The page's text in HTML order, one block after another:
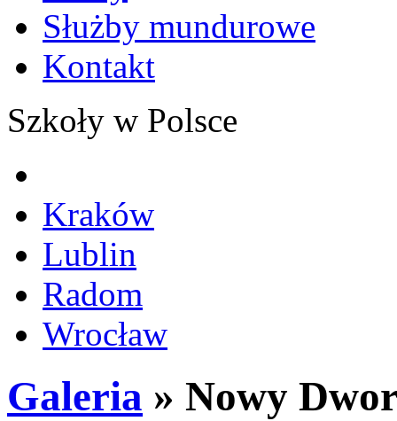
Służby mundurowe
Kontakt
Szkoły w Polsce
Kraków
Lublin
Radom
Wrocław
Galeria » Nowy